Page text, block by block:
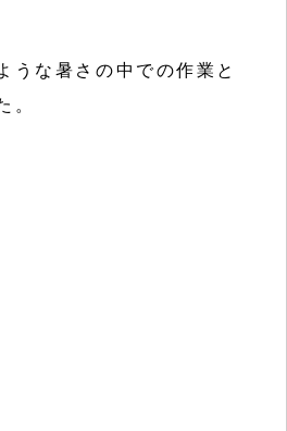
うな暑さの中での作業と
。